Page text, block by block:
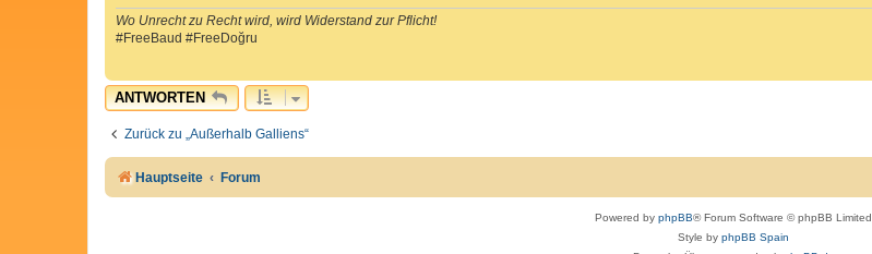
Wo Unrecht zu Recht wird, wird Widerstand zur Pflicht!
#FreeBaud #FreeDoğru
ANTWORTEN
Zurück zu „Außerhalb Galliens“
Hauptseite Forum
Powered by phpBB® Forum Software © phpBB Limited
Style by phpBB Spain